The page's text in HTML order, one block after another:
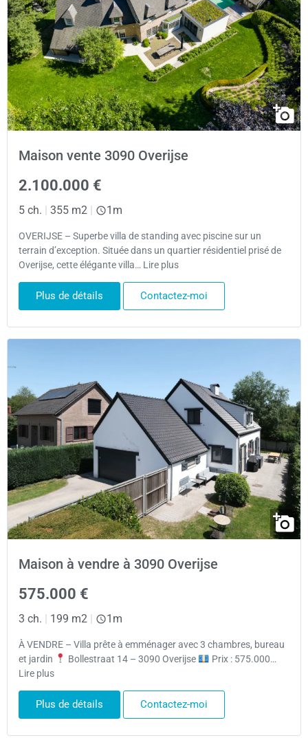
Maison vente 3090 Overijse
2.100.000 €
5 ch. 355 m2 1m
OVERIJSE – Superbe villa de standing avec piscine sur un
terrain d’exception. Située dans un quartier résidentiel prisé de
Overijse, cette élégante villa… Lire plus
Plus de détails Contactez-moi
Maison à vendre à 3090 Overijse
575.000 €
3 ch. 199 m2 1m
À VENDRE – Villa prête à emménager avec 3 chambres, bureau
et jardin
Bollestraat 14 – 3090 Overijse
Prix : 575.000…
Lire plus
Plus de détails Contactez-moi